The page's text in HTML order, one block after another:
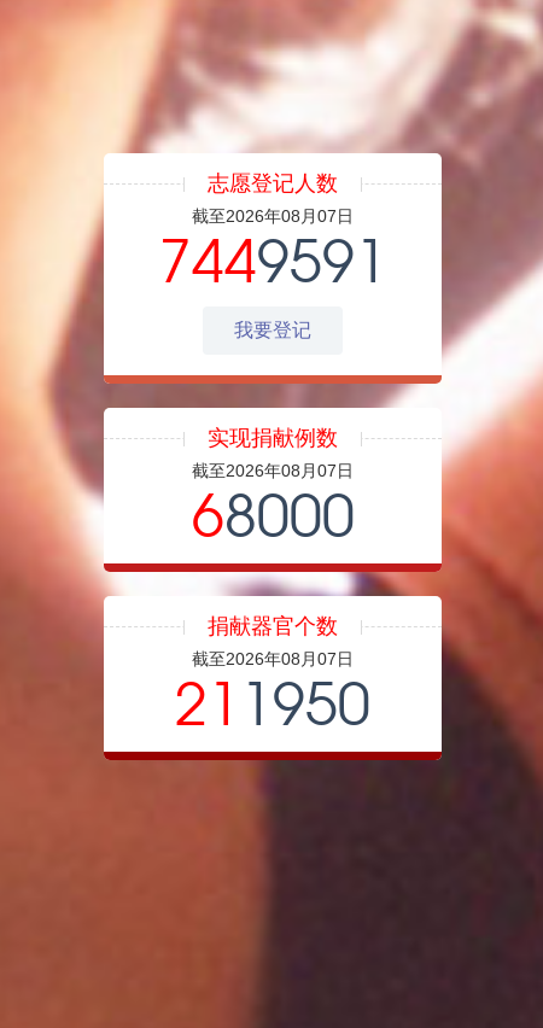
志愿登记人数
截至2026年08月07日
7449591
我要登记
实现捐献例数
截至2026年08月07日
68000
捐献器官个数
截至2026年08月07日
21 1950